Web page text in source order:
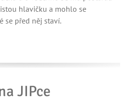
hlavičku a mohlo se
se před něj staví.
JIPce